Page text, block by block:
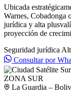
Ubicada
Warnes, Cobadonga
jurídica y alta
proyección de
Seguridad jurídica
Consultar por
ZONA SUR
La Guardia –